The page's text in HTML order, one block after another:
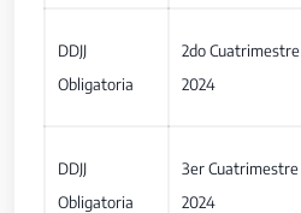
DDJJ
Obligatoria
2do Cuatrimestre
2024
DDJJ
Obligatoria
3er Cuatrimestre
2024